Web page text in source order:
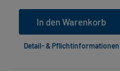
In den Warenkorb
Detail- & Pflichtinformationen